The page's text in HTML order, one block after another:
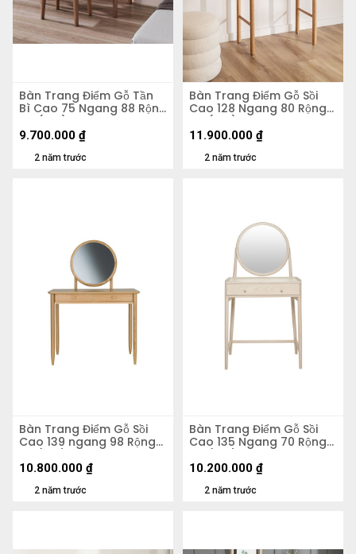
Bàn Trang Điểm Gỗ Tần
Bì Cao 75 Ngang 88 Rộng
45 (cm)
2 năm trước
9.700.000 ₫
Bàn Trang Điểm Gỗ Sồi
Cao 128 Ngang 80 Rộng
45 (cm)
2 năm trước
11.900.000 ₫
Bàn Trang Điểm Gỗ Sồi
Cao 139 ngang 98 Rộng
50 (cm)
2 năm trước
10.800.000 ₫
Bàn Trang Điểm Gỗ Sồi
Cao 135 Ngang 70 Rộng
40 (cm)
2 năm trước
10.200.000 ₫